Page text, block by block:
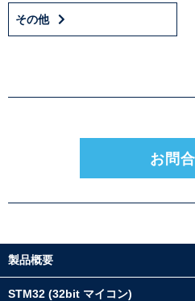
その他
お問
製品概要
STM32 (32bit マイコン)